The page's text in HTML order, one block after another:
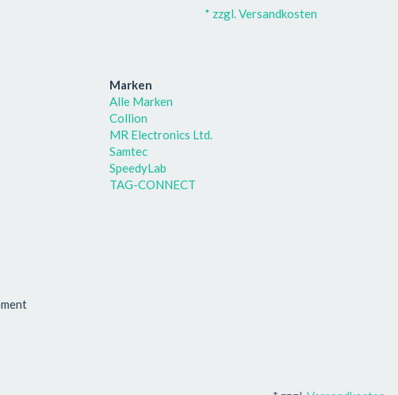
* zzgl. Versandkosten
Marken
Alle Marken
Collion
MR Electronics Ltd.
Samtec
SpeedyLab
TAG-CONNECT